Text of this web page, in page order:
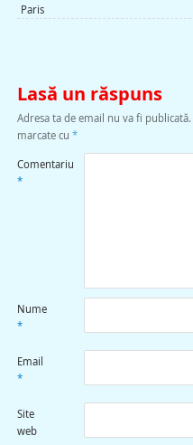
Paris
Lasă un răspuns
Adresa ta de email nu va fi publicată.
marcate cu *
Comentariu
*
Nume
*
Email
*
Site
web